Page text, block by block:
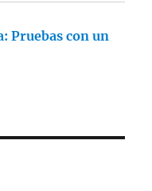
Pruebas con un